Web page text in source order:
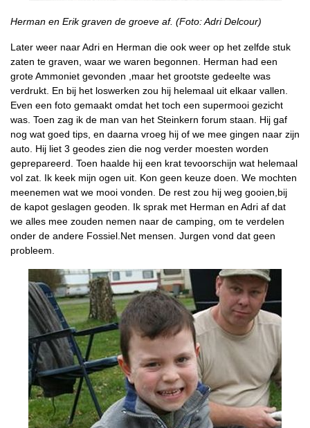
Herman en Erik graven de groeve af. (Foto: Adri Delcour)
Later weer naar Adri en Herman die ook weer op het zelfde stuk
zaten te graven, waar we waren begonnen. Herman had een
grote Ammoniet gevonden ,maar het grootste gedeelte was
verdrukt. En bij het loswerken zou hij helemaal uit elkaar vallen.
Even een foto gemaakt omdat het toch een supermooi gezicht
was. Toen zag ik de man van het Steinkern forum staan. Hij gaf
nog wat goed tips, en daarna vroeg hij of we mee gingen naar zijn
auto. Hij liet 3 geodes zien die nog verder moesten worden
geprepareerd. Toen haalde hij een krat tevoorschijn wat helemaal
vol zat. Ik keek mijn ogen uit. Kon geen keuze doen. We mochten
meenemen wat we mooi vonden. De rest zou hij weg gooien,bij
de kapot geslagen geoden. Ik sprak met Herman en Adri af dat
we alles mee zouden nemen naar de camping, om te verdelen
onder de andere Fossiel.Net mensen. Jurgen vond dat geen
probleem.